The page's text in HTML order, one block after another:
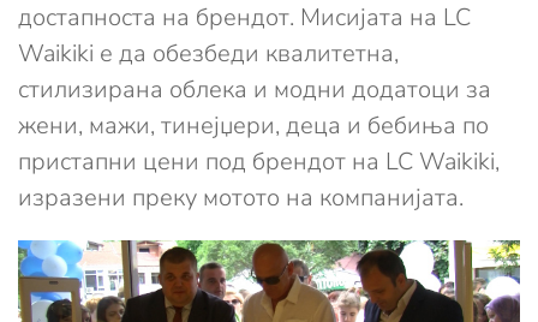
достапноста на брендот. Мисијата на LC
Waikiki е да обезбеди квалитетна,
стилизирана облека и модни додатоци за
жени, мажи, тинејџери, деца и бебиња по
пристапни цени под брендот на LC Waikiki,
изразени преку мотото на компанијата.